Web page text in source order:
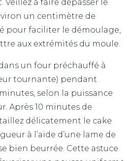
Veillez à faire dépasser le
un centimètre de
pour faciliter le démoulage,
aux extrémités du moule.
un four préchauffé à
tournante) pendant
selon la puissance
Après 10 minutes de
délicatement le cake
à l’aide d’une lame de
bien beurrée. Cette astuce